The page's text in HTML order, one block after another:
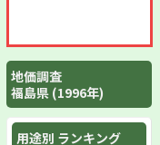
西白河郡表郷村
西白河郡東村
西白河郡泉崎村
西白河郡中島村
西白河郡矢吹町
西白河郡大信村
地価調査
福島県 (1996年)
用途別 ランキング